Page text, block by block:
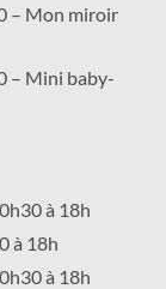
– Mon miroir
– Mini baby-
à 18h
à 18h
à 18h